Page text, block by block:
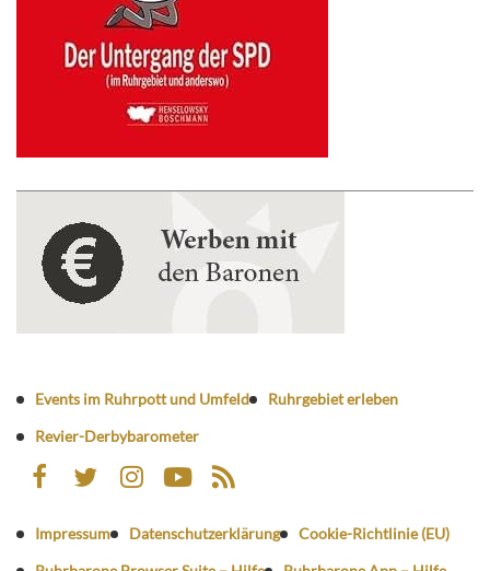
Events im Ruhrpott und Umfeld
Ruhrgebiet erleben
Revier-Derbybarometer
Impressum Datenschutzerklärung
Cookie-Richtlinie (EU)